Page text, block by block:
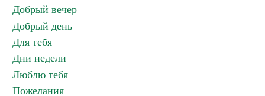
Добрый вечер
Добрый день
Для тебя
Дни недели
Люблю тебя
Пожелания